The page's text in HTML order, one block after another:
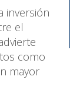
inversión
el
como
mayor